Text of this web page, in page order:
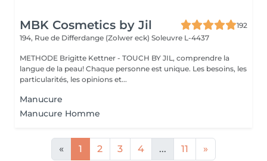
MBK Cosmetics by Jil
192
194, Rue de Differdange (Zolwer eck) Soleuvre L-4437
METHODE Brigitte Kettner - TOUCH BY JIL, comprendre la
langue de la peau! Chaque personne est unique. Les besoins, les
particularités, les opinions et...
Manucure
Manucure Homme
« 1 2 3 4 ... 11 »